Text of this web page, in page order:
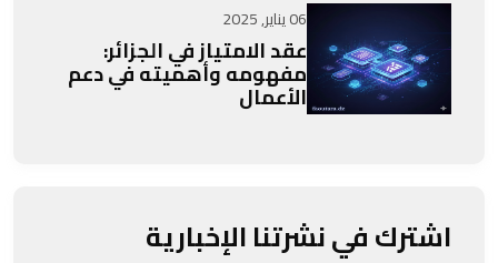
06 يناير, 2025
عقد الامتياز في الجزائر:
مفهومه وأهميته في دعم
الأعمال
اشترك في نشرتنا الإخبارية